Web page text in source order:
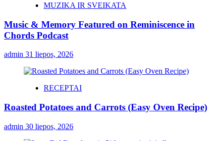
MUZIKA IR SVEIKATA
Music & Memory Featured on Reminiscence in
Chords Podcast
admin 31 liepos, 2026
RECEPTAI
Roasted Potatoes and Carrots (Easy Oven Recipe)
admin 30 liepos, 2026